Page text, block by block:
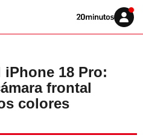
Volver
Iniciar
sesión
18 Pro:
frontal
colores